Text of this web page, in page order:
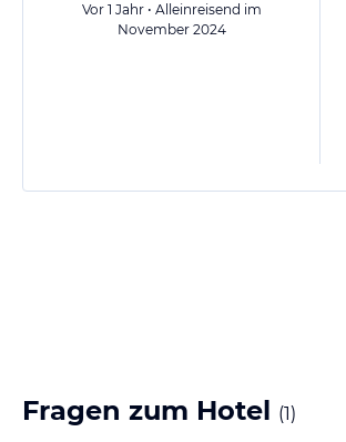
Vor 1 Jahr • Alleinreisend im
November 2024
Fragen zum Hotel (1)